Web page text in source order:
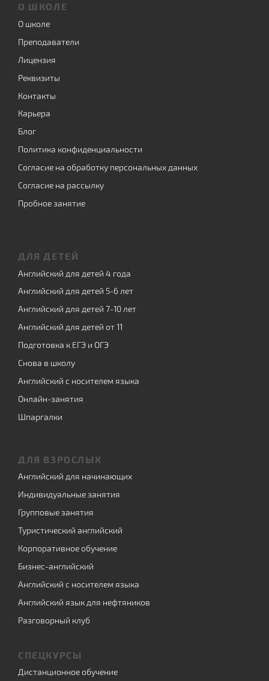
О ШКОЛЕ
О школе
Преподаватели
Лицензия
Реквизиты
Контакты
Карьера
Блог
Политика конфиденциальности
Согласие на обработку персональных данных
Согласие на рассылку
Пробное занятие
ДЛЯ ДЕТЕЙ
Английский для детей 4 года
Английский для детей 5-6 лет
Английский для детей 7-10 лет
Английский для детей от 11
Подготовка к ЕГЭ и ОГЭ
Снова в школу
Английский с носителем языка
Онлайн-занятия
Шпаргалки
ДЛЯ ВЗРОСЛЫХ
Английский для начинающих
Индивидуальные занятия
Групповые занятия
Туристический английский
Корпоративное обучение
Бизнес-английский
Английский с носителем языка
Английский язык для нефтяников
Разговорный клуб
СПЕЦКУРСЫ
Дистанционное обучение